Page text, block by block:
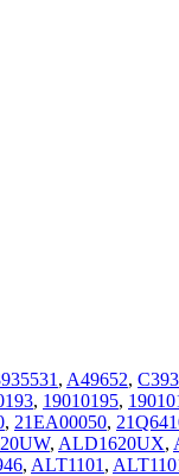
, A49652,
, 19010195,
, 21EA00050,
, ALD1620UX,
, ALT1101 ,